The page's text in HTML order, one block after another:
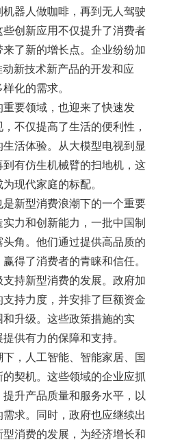
器人做咖啡，再到无人驾驶
创新应用不仅提升了消费者
了新的增长点。企业纷纷加
新技术新产品的开发和应
化的需求。
要领域，也迎来了快速发
不仅提高了生活的便利性，
活体验。从大模型电视到显
有仿生机械臂的扫地机，这
现代家庭的标配。
新型消费浪潮下的一个重要
力和创新能力，一批中国制
角。他们通过提供高品质的
得了消费者的青睐和信任。
持新型消费的发展。政府加
持力度，并安排了巨额资金
升级。这些政策措施的实
供有力的保障和支持。
，人工智能、智能家居、国
契机。这些领域的企业应抓
升产品质量和服务水平，以
求。同时，政府也应继续出
消费的发展，为经济增长和